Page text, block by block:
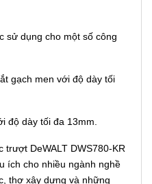
sử dụng cho một số công
gạch men với độ dày tối
độ dày tối đa 13mm.
DeWALT DWS780-KR
ích cho nhiều ngành nghề
thợ xây dựng và những